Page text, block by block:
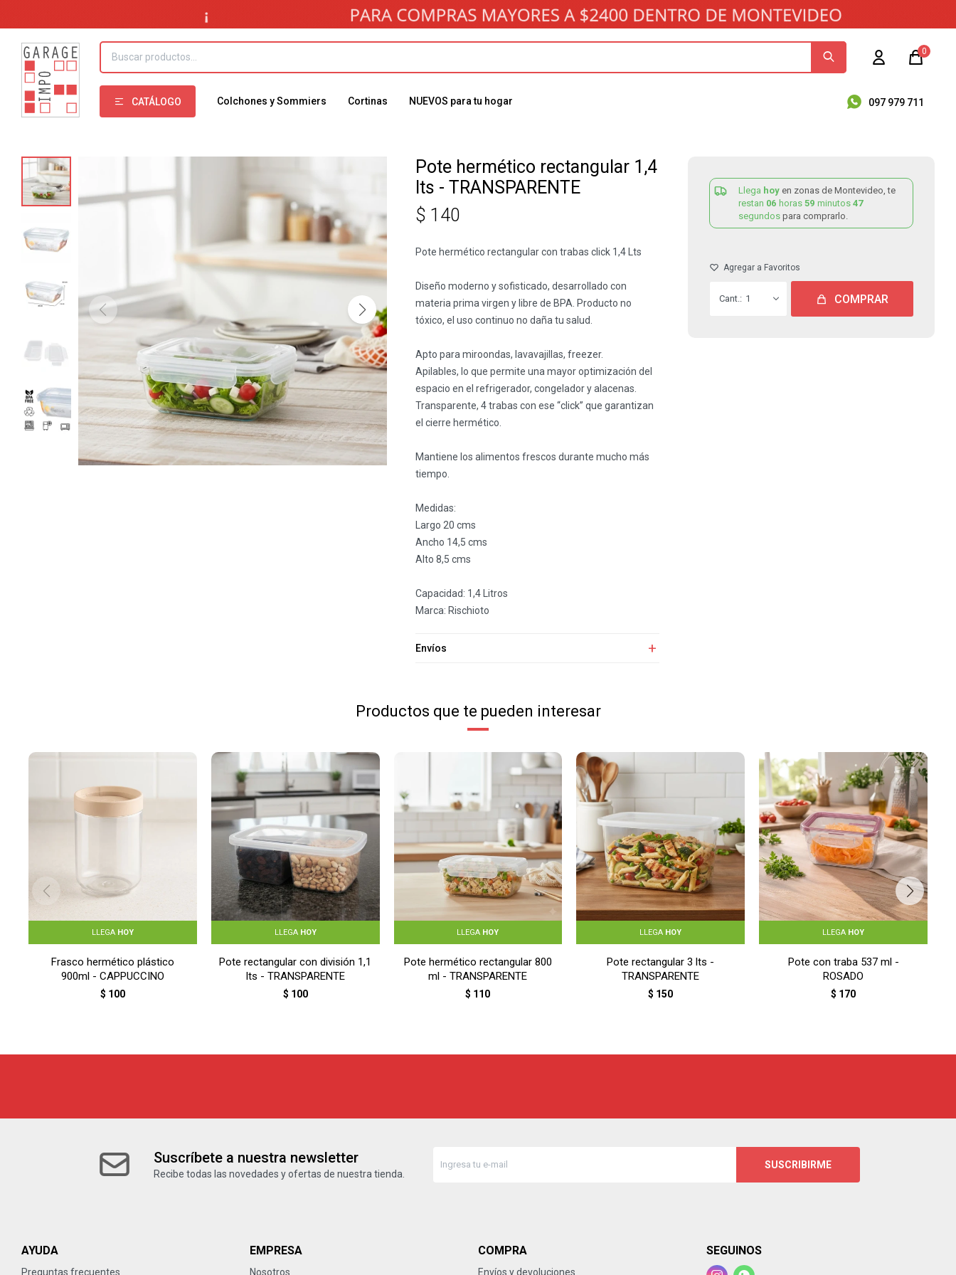
CATÁLOGO Colchones y Sommiers Cortinas NUEVOS para tu hogar 097 979 711
0
Pote hermético rectangular 1,4
lts - TRANSPARENTE
$ 140
Pote hermético rectangular con trabas click 1,4 Lts
Diseño moderno y sofisticado, desarrollado con
materia prima virgen y libre de BPA. Producto no
tóxico, el uso continuo no daña tu salud.
Apto para miroondas, lavavajillas, freezer.
Apilables, lo que permite una mayor optimización del
espacio en el refrigerador, congelador y alacenas.
Transparente, 4 trabas con ese “click” que garantizan
el cierre hermético.
Mantiene los alimentos frescos durante mucho más
tiempo.
Medidas:
Largo 20 cms
Ancho 14,5 cms
Alto 8,5 cms
Capacidad: 1,4 Litros
Marca: Rischioto
Envíos
Llega hoy en zonas de Montevideo, te
restan 06 horas 59 minutos 47
segundos para comprarlo.
1 COMPRAR
Productos que te pueden interesar
LLEGA HOY
Frasco hermético plástico
900ml - CAPPUCCINO
$ 100
LLEGA HOY
Pote rectangular con división 1,1
lts - TRANSPARENTE
$ 100
LLEGA HOY
Pote hermético rectangular 800
ml - TRANSPARENTE
$ 110
LLEGA HOY
Pote rectangular 3 lts -
TRANSPARENTE
$ 150
LLEGA HOY
Pote con traba 537 ml -
ROSADO
$ 170
Suscríbete a nuestra newsletter
Recibe todas las novedades y ofertas de nuestra tienda.
SUSCRIBIRME
AYUDA
Preguntas frecuentes
EMPRESA
Nosotros
COMPRA
Envíos y devoluciones
SEGUINOS